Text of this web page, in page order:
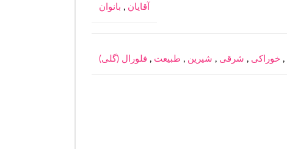
آقایان , بانوان
, خوراکی , شرقی , شیرین , طبیعت , فلورال (گلی)